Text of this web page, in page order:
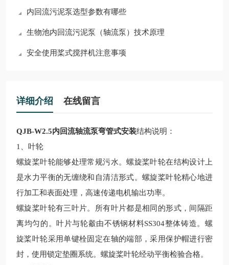
内回流污泥泵选型参数有哪些
生物池内回流污泥泵（轴流泵）技术原理
安全使用桨式搅拌机注意事项
详细介绍 在线留言
QJB-W2.5内回流轴流泵弯管式安装结构说明：
1、叶轮
螺旋桨叶轮能够处理常规污水。螺旋桨叶轮在结构设计上
是水力平衡的无缠绕和自清洁形式。螺旋桨叶轮精心地进
行加工和表面处理，高速传递电机输出功率。
螺旋桨叶轮有三叶片。所有叶片都是相同的形式，间隔距
离均匀的。叶片与轮觳由不锈钢材料SS304整体铸造。螺
旋桨叶轮采用单键栓固定在轴的端部，采用保护帽进行密
封，使用锁定垫圈系统。螺旋桨叶轮经动平衡检验合格。